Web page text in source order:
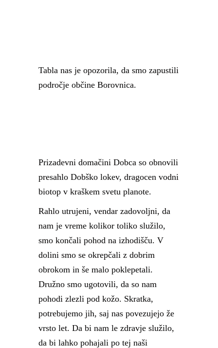
Tabla nas je opozorila, da smo zapustili
področje občine Borovnica.
Prizadevni domačini Dobca so obnovili
presahlo Dobško lokev, dragocen vodni
biotop v kraškem svetu planote.
Rahlo utrujeni, vendar zadovoljni, da
nam je vreme kolikor toliko služilo,
smo končali pohod na izhodišču. V
dolini smo se okrepčali z dobrim
obrokom in še malo poklepetali.
Družno smo ugotovili, da so nam
pohodi zlezli pod kožo. Skratka,
potrebujemo jih, saj nas povezujejo že
vrsto let. Da bi nam le zdravje služilo,
da bi lahko pohajali po tej naši